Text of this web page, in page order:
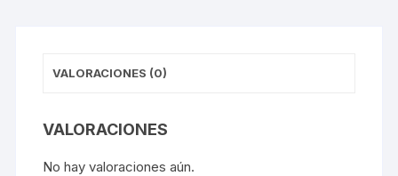
VALORACIONES (0)
VALORACIONES
No hay valoraciones aún.